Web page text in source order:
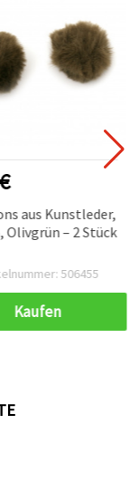
aus Kunstleder,
Olivgrün – 2 Stück
506455
Kaufen